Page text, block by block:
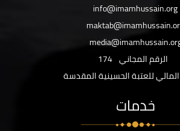
info@imamhussain.org
الرقم المجاني 174
للعتبة الحسينية المقدسة
خدمات